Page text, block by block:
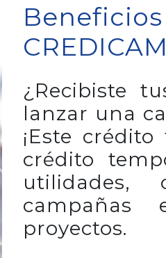
¿Recibiste
lanzar una
¡Este
crédito
utilidades,
proyectos.